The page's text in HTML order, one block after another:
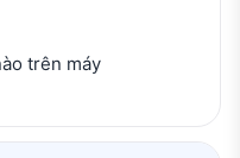
trên máy